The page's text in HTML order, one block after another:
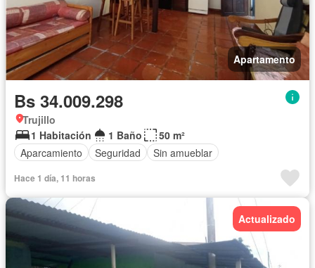
Apartamento
Bs 34.009.298
Trujillo
1 Habitación
1 Baño
50 m²
Aparcamiento
Seguridad Sin amueblar
Hace 1 día, 11 horas
Actualizado